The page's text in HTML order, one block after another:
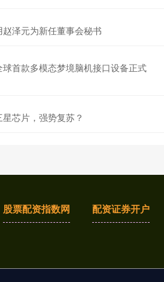
泽元为新任董事会秘书
首款多模态梦境脑机接口设备正式
芯片，强势复苏？
股票配资指数网 配资证券开户